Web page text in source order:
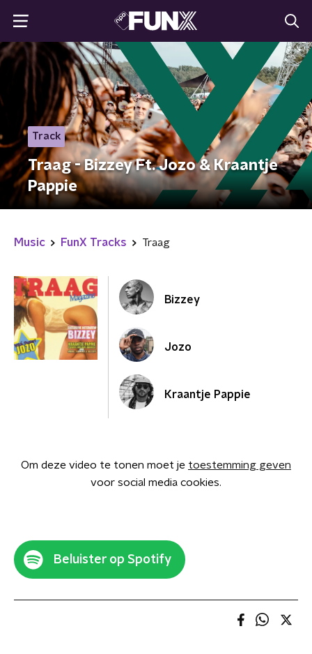
Track
Traag - Bizzey Ft. Jozo & Kraantje
Pappie
Music FunX Tracks Traag
Bizzey
Jozo
Kraantje Pappie
Om deze video te tonen moet je toestemming geven
voor social media cookies.
Beluister op Spotify